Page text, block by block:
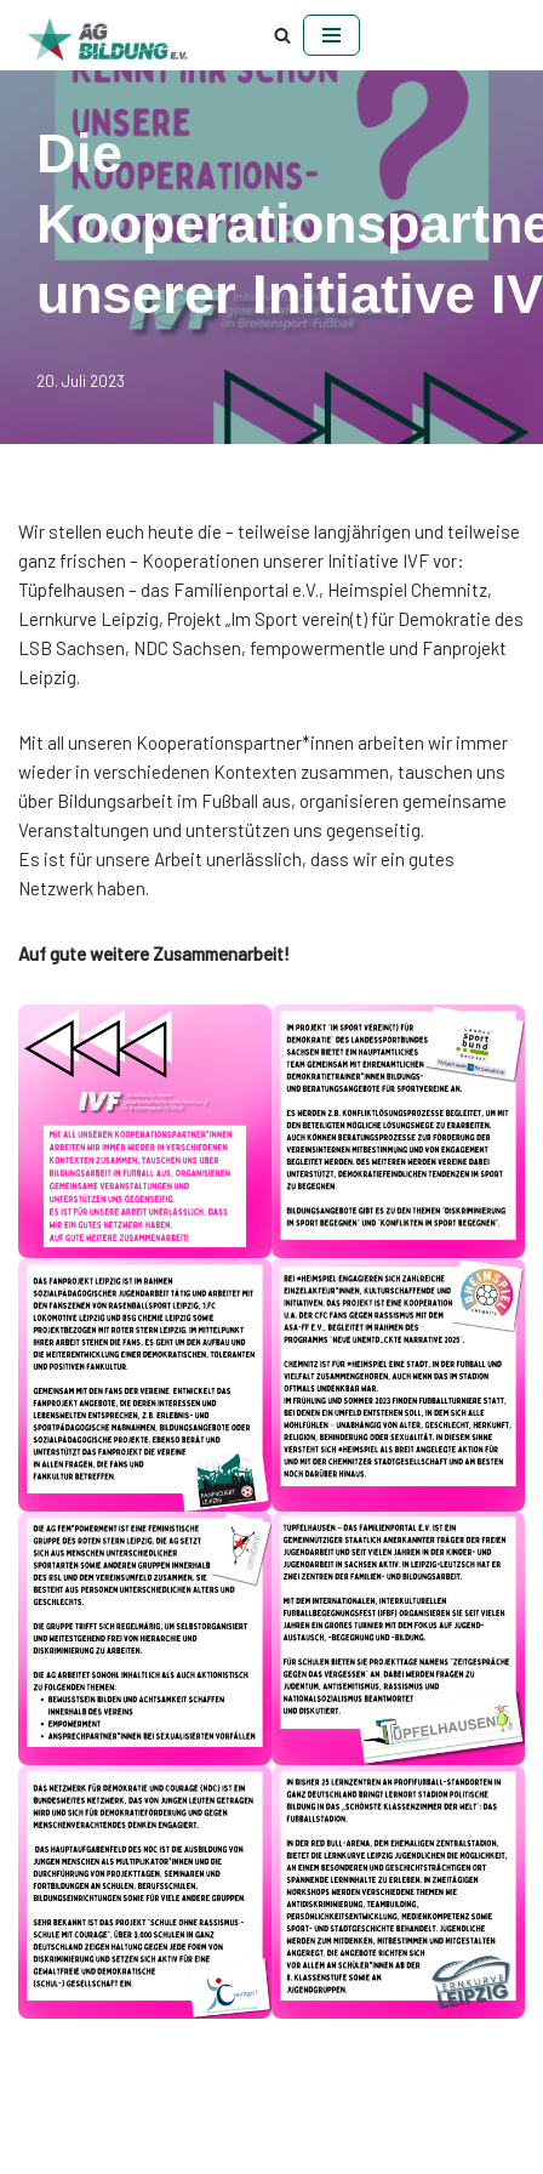
Zum
springen
Die
unserer Initiative
20. Juli 2023
Wir stellen euch heute die – teilweise langjährigen und teilweise
ganz frischen – Kooperationen unserer Initiative IVF vor:
Tüpfelhausen – das Familienportal e.V., Heimspiel Chemnitz,
Lernkurve Leipzig, Projekt „Im Sport verein(t) für Demokratie des
LSB Sachsen, NDC Sachsen, fempowermentle und Fanprojekt
Leipzig.
Mit all unseren Kooperationspartner*innen arbeiten wir immer
wieder in verschiedenen Kontexten zusammen, tauschen uns
über Bildungsarbeit im Fußball aus, organisieren gemeinsame
Veranstaltungen und unterstützen uns gegenseitig.
Es ist für unsere Arbeit unerlässlich, dass wir ein gutes
Netzwerk haben.
Auf gute weitere Zusammenarbeit!